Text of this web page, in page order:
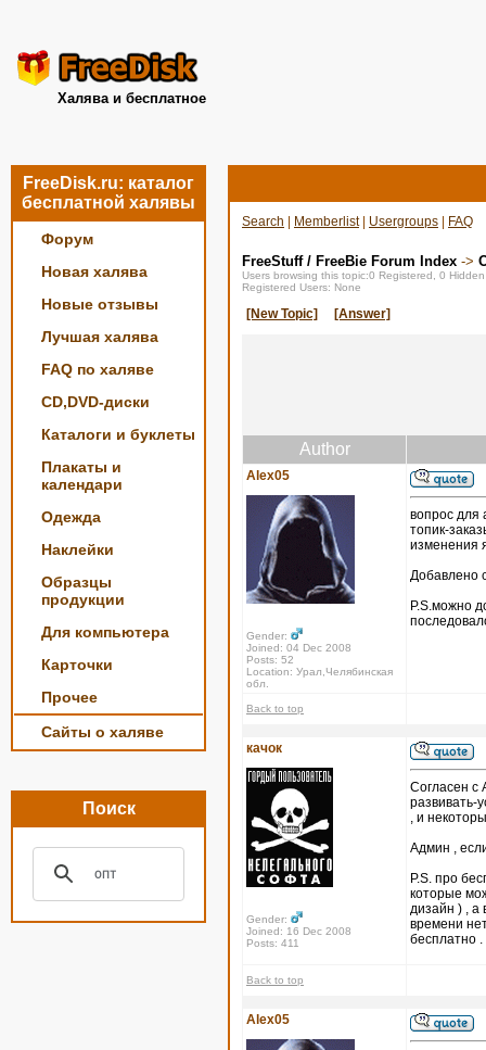
Халява и бесплатное
FreeDisk.ru: каталог
бесплатной халявы
Форум
Новая халява
Новые отзывы
Лучшая халява
FAQ по халяве
CD,DVD-диски
Каталоги и буклеты
Плакаты и
календари
Одежда
Наклейки
Образцы
продукции
Для компьютера
Карточки
Прочее
Сайты о халяве
Поиск
Search Memberlist| Usergroups FAQ
FreeStuff / FreeBie Forum Index ->
Users browsing this topic:0 Registered, 0
Registered Users: None
[New Topic] [Answer]
Author
Alex05
Gender:
Joined: 04 Dec 2008
Posts: 52
Location: Урал,Челябинская
обл.
вопрос для
топик-
изменения
Добавлено
P.S.можно
Back to top
качок
Gender:
Joined: 16 Dec 2008
Posts: 411
Согласен с
развивать-
, и
Админ ,
P.S. про
которые
дизайн ) , а
времени
бесплатно
Back to top
Alex05